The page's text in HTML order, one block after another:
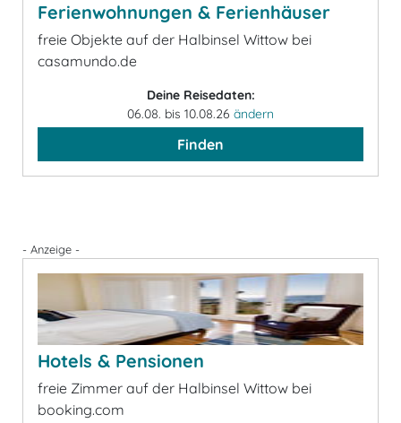
Ferienwohnungen & Ferienhäuser
freie Objekte auf der Halbinsel Wittow bei
casamundo.de
Deine Reisedaten:
06.08. bis 10.08.26 ändern
Finden
- Anzeige -
Hotels & Pensionen
freie Zimmer auf der Halbinsel Wittow bei
booking.com